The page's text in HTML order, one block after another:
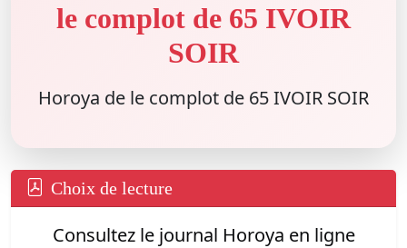
le complot de 65 IVOIR
SOIR
Horoya de le complot de 65 IVOIR SOIR
Choix de lecture
Consultez le journal Horoya en ligne